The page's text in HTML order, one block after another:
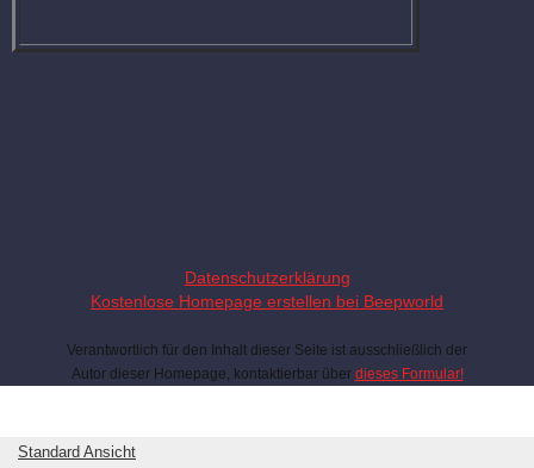
Datenschutzerklärung
Kostenlose Homepage erstellen bei Beepworld
Verantwortlich für den Inhalt dieser Seite ist ausschließlich der
Autor dieser Homepage, kontaktierbar über dieses Formular!
Standard Ansicht